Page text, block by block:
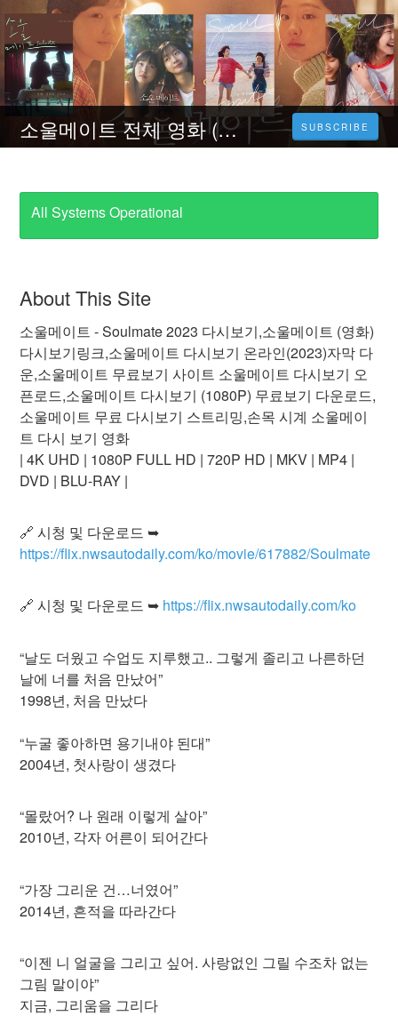
소울메이트 전체 영화 (영화)2023 온라인 무료보기-HD SUBSCRIBE
All Systems Operational
About This Site
소울메이트 - Soulmate 2023 다시보기,소울메이트 (영화)
다시보기링크,소울메이트 다시보기 온라인(2023)자막 다
운,소울메이트 무료보기 사이트 소울메이트 다시보기 오
픈로드,소울메이트 다시보기 (1080P) 무료보기 다운로드,
소울메이트 무료 다시보기 스트리밍,손목 시계 소울메이
트 다시 보기 영화
| 4K UHD | 1080P FULL HD | 720P HD | MKV | MP4 |
DVD | BLU-RAY |
🔗 시청 및 다운로드 ➥
https://flix.nwsautodaily.com/ko/movie/617882/Soulmate
🔗 시청 및 다운로드 ➥ https://flix.nwsautodaily.com/ko
“날도 더웠고 수업도 지루했고.. 그렇게 졸리고 나른하던
날에 너를 처음 만났어”
1998년, 처음 만났다
“누굴 좋아하면 용기내야 된대”
2004년, 첫사랑이 생겼다
“몰랐어? 나 원래 이렇게 살아”
2010년, 각자 어른이 되어간다
“가장 그리운 건…너였어”
2014년, 흔적을 따라간다
“이젠 니 얼굴을 그리고 싶어. 사랑없인 그릴 수조차 없는
그림 말이야”
지금, 그리움을 그리다